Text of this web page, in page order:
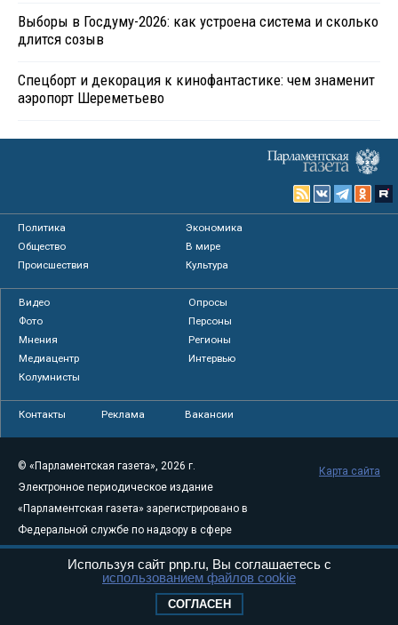
Выборы в Госдуму-2026: как устроена система и сколько
длится созыв
Спецборт и декорация к кинофантастике: чем знаменит
аэропорт Шереметьево
Политика
Экономика
Общество
В мире
Происшествия
Культура
Видео
Опросы
Фото
Персоны
Мнения
Регионы
Медиацентр
Интервью
Колумнисты
Контакты Реклама Вакансии
© «Парламентская газета», 2026 г.
Электронное периодическое издание
«Парламентская газета» зарегистрировано в
Федеральной службе по надзору в сфере
связи, информационных технологий и
массовых коммуникаций (Роскомнадзор) 05
Свидетельство о регистрации Эл № ФС77-
Карта сайта
Используя сайт pnp.ru, Вы соглашаетесь с
использованием файлов cookie
СОГЛАСЕН